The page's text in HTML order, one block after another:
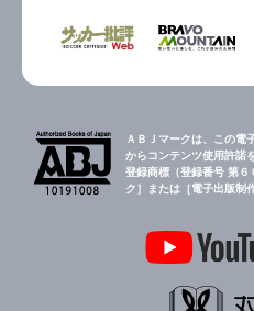
ＡＢＪマークは、この電
からコンテンツ使用許諾
登録商標（登録番号 第
ク］または［電子出版制